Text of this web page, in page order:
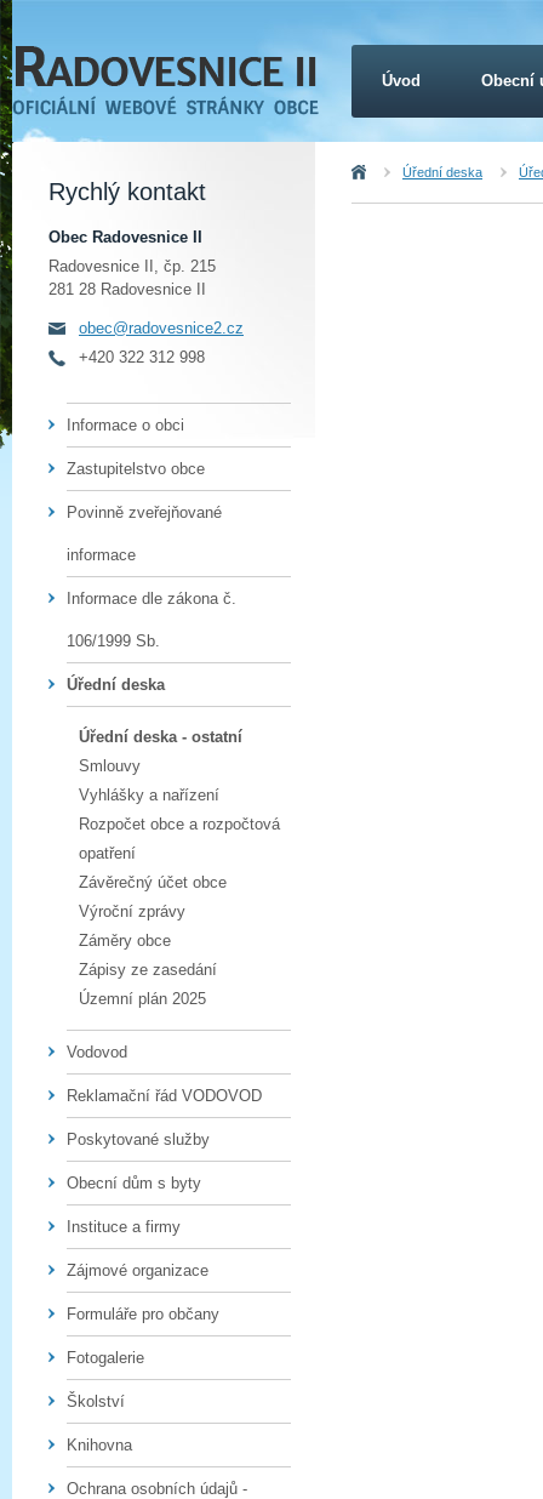
Úvod Úřední deska
Rychlý kontakt
Obec Radovesnice II
Radovesnice II, čp. 215
281 28 Radovesnice II
obec@radovesnice2.cz
+420 322 312 998
Informace o obci
Zastupitelstvo obce
Povinně zveřejňované
informace
Informace dle zákona č.
106/1999 Sb.
Úřední deska
Úřední deska - ostatní
Smlouvy
Vyhlášky a nařízení
Rozpočet obce a rozpočtová
opatření
Závěrečný účet obce
Výroční zprávy
Záměry obce
Zápisy ze zasedání
Územní plán 2025
Vodovod
Reklamační řád VODOVOD
Poskytované služby
Obecní dům s byty
Instituce a firmy
Zájmové organizace
Formuláře pro občany
Fotogalerie
Školství
Knihovna
Ochrana osobních údajů -
Úvod Obecní